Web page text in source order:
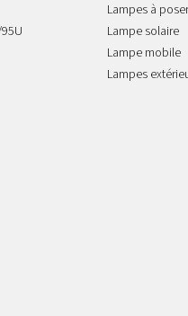
Lampes à poser
Lampe solaire
Lampe mobile
Lampes